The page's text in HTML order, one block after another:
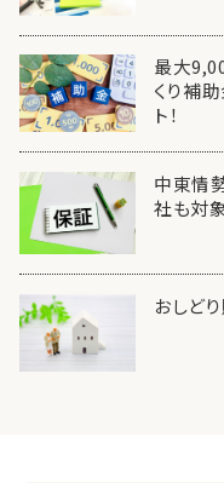
最大
くり補
ト！
中東情
社も対
おしど